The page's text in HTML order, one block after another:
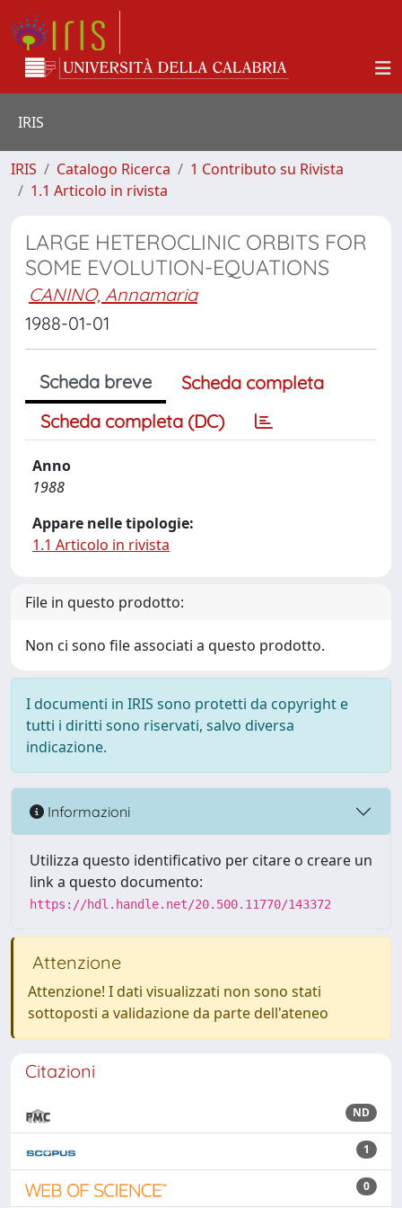
IRIS
IRIS Catalogo Ricerca
1 Contributo su Rivista
1.1 Articolo in rivista
LARGE HETEROCLINIC ORBITS FOR
SOME EVOLUTION-EQUATIONS
CANINO, Annamaria
1988-01-01
Scheda breve
Scheda completa
Scheda completa (DC)
Anno
1988
Appare nelle tipologie:
1.1 Articolo in rivista
File in questo prodotto:
Non ci sono file associati a questo prodotto.
I documenti in IRIS sono protetti da copyright e
tutti i diritti sono riservati, salvo diversa
indicazione.
Informazioni
Utilizza questo identificativo per citare o creare un
link a questo documento:
https://hdl.handle.net/20.500.11770/143372
Attenzione
Attenzione! I dati visualizzati non sono stati
sottoposti a validazione da parte dell'ateneo
Citazioni
ND
1
0